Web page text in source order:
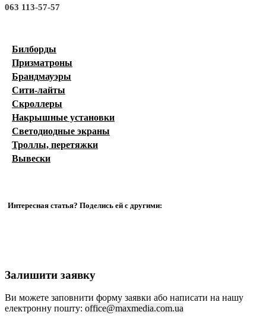
063 113-57-57
Билборды
Призматроны
Брандмауэры
Сити-лайты
Скроллеры
Накрышные установки
Светодиодные экраны
Троллы, перетяжки
Вывески
Интересная статья? Поделись ей с другими:
Залишити заявку
Ви можете заповнити форму заявки або написати на нашу
електронну пошту: office@maxmedia.com.ua